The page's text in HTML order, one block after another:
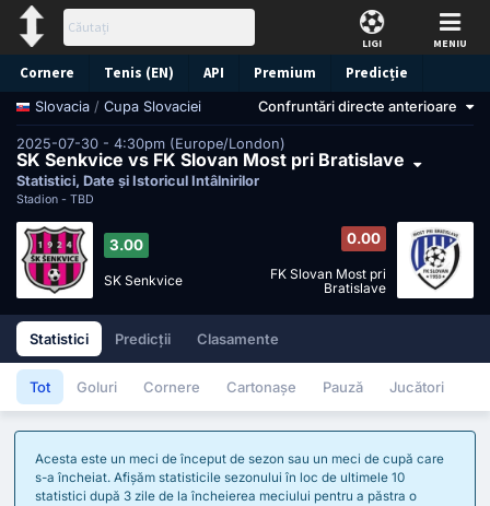
LIGI MENIU
Cornere Tenis (EN) API Premium Predicție
Slovacia / Cupa Slovaciei Confruntări directe anterioare
2025-07-30 - 4:30pm (Europe/London)
SK Senkvice vs FK Slovan Most pri Bratislave
Statistici, Date și Istoricul Întâlnirilor
Stadion - TBD
3.00
SK Senkvice
0.00
FK Slovan Most pri
Bratislave
Statistici Predicții Clasamente
Tot Goluri Cornere Cartonașe Pauză Jucători
Acesta este un meci de început de sezon sau un meci de cupă care
s-a încheiat. Afișăm statisticile sezonului în loc de ultimele 10
statistici după 3 zile de la încheierea meciului pentru a păstra o